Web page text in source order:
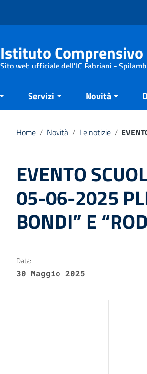
Istituto Comprensivo
Sito web ufficiale dell'IC Fabriani -
Servizi Novità
Home / Novità / Le notizie /
EVENTO
05-06-2025
BONDI” E
Data:
30 Maggio 2025